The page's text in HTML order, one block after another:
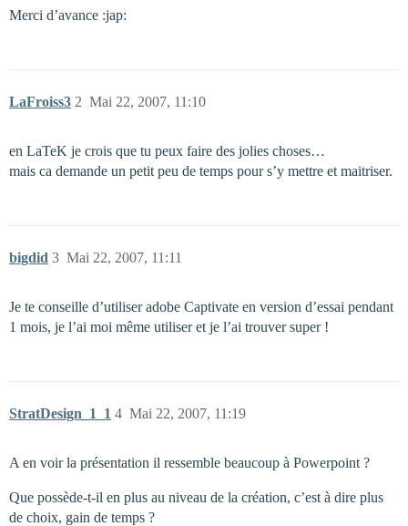
Merci d’avance :jap:
LaFroiss3 Mai 22, 2007, 11:10
2
en LaTeK je crois que tu peux faire des jolies choses…
mais ca demande un petit peu de temps pour s’y mettre et maitriser.
bigdid Mai 22, 2007, 11:11
3
Je te conseille d’utiliser adobe Captivate en version d’essai pendant
1 mois, je l’ai moi même utiliser et je l’ai trouver super !
StratDesign_1_1 Mai 22, 2007, 11:19
4
A en voir la présentation il ressemble beaucoup à Powerpoint ?
Que possède-t-il en plus au niveau de la création, c’est à dire plus
de choix, gain de temps ?